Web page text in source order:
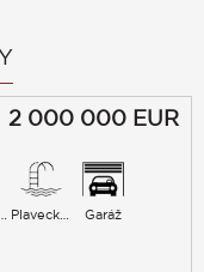
2 000 000 EUR
Garáž